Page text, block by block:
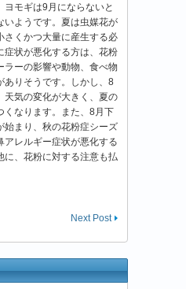
ヨモギは9月にならないと
いようです。夏は虫媒花が
さくかつ大量に産生する必
症状が悪化する方は、花粉
ラーの影響や動物、食べ物
ありそうです。しかし、8
天気の変化が大きく、夏の
くなります。また、8月下
始まり、秋の花粉症シーズ
アレルギー症状が悪化する
に、花粉に対する注意も払
Next Post